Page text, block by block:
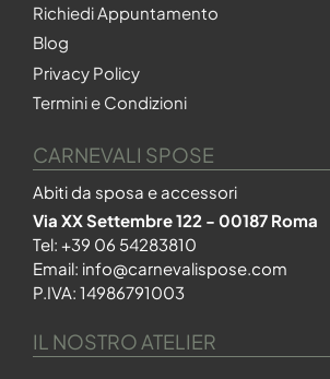
Richiedi Appuntamento
Blog
Privacy Policy
Termini e Condizioni
CARNEVALI SPOSE
Abiti da sposa e accessori
Via XX Settembre 122 - 00187 Roma
Tel: +39 06 54283810
Email: info@carnevalispose.com
P.IVA: 14986791003
IL NOSTRO ATELIER